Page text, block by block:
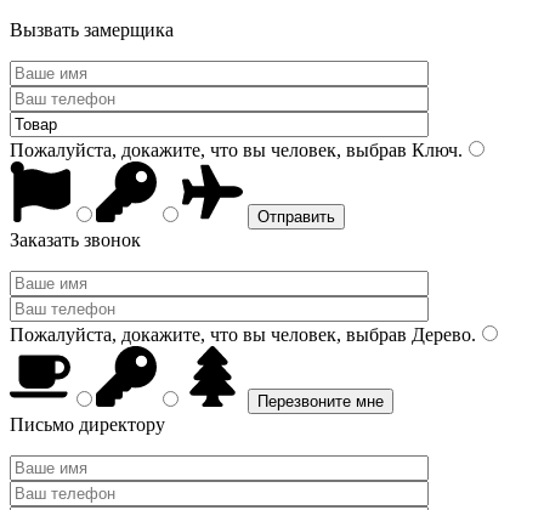
Вызвать замерщика
Пожалуйста, докажите, что вы человек, выбрав Ключ.
Заказать звонок
Пожалуйста, докажите, что вы человек, выбрав Дерево.
Письмо директору